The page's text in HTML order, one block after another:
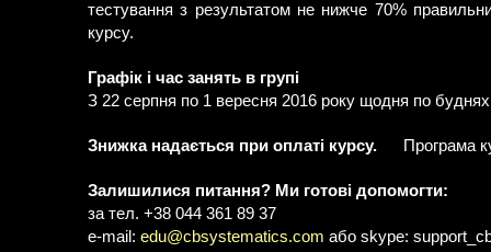
тестування з результатом не нижче 70%
курсу.
Графік і час занять в групі
З 22 серпня по 1 вересня 2016 року щодня по
Знижка надається при оплаті курсу. Програма
Залишилися питання? Ми готові допомогти:
за тел. +38 044 361 89 37
e-mail: edu@cbsystematics.com або skype: